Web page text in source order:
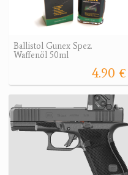
Ballistol Gunex Spez.
Waffenöl 50ml
4.90 €